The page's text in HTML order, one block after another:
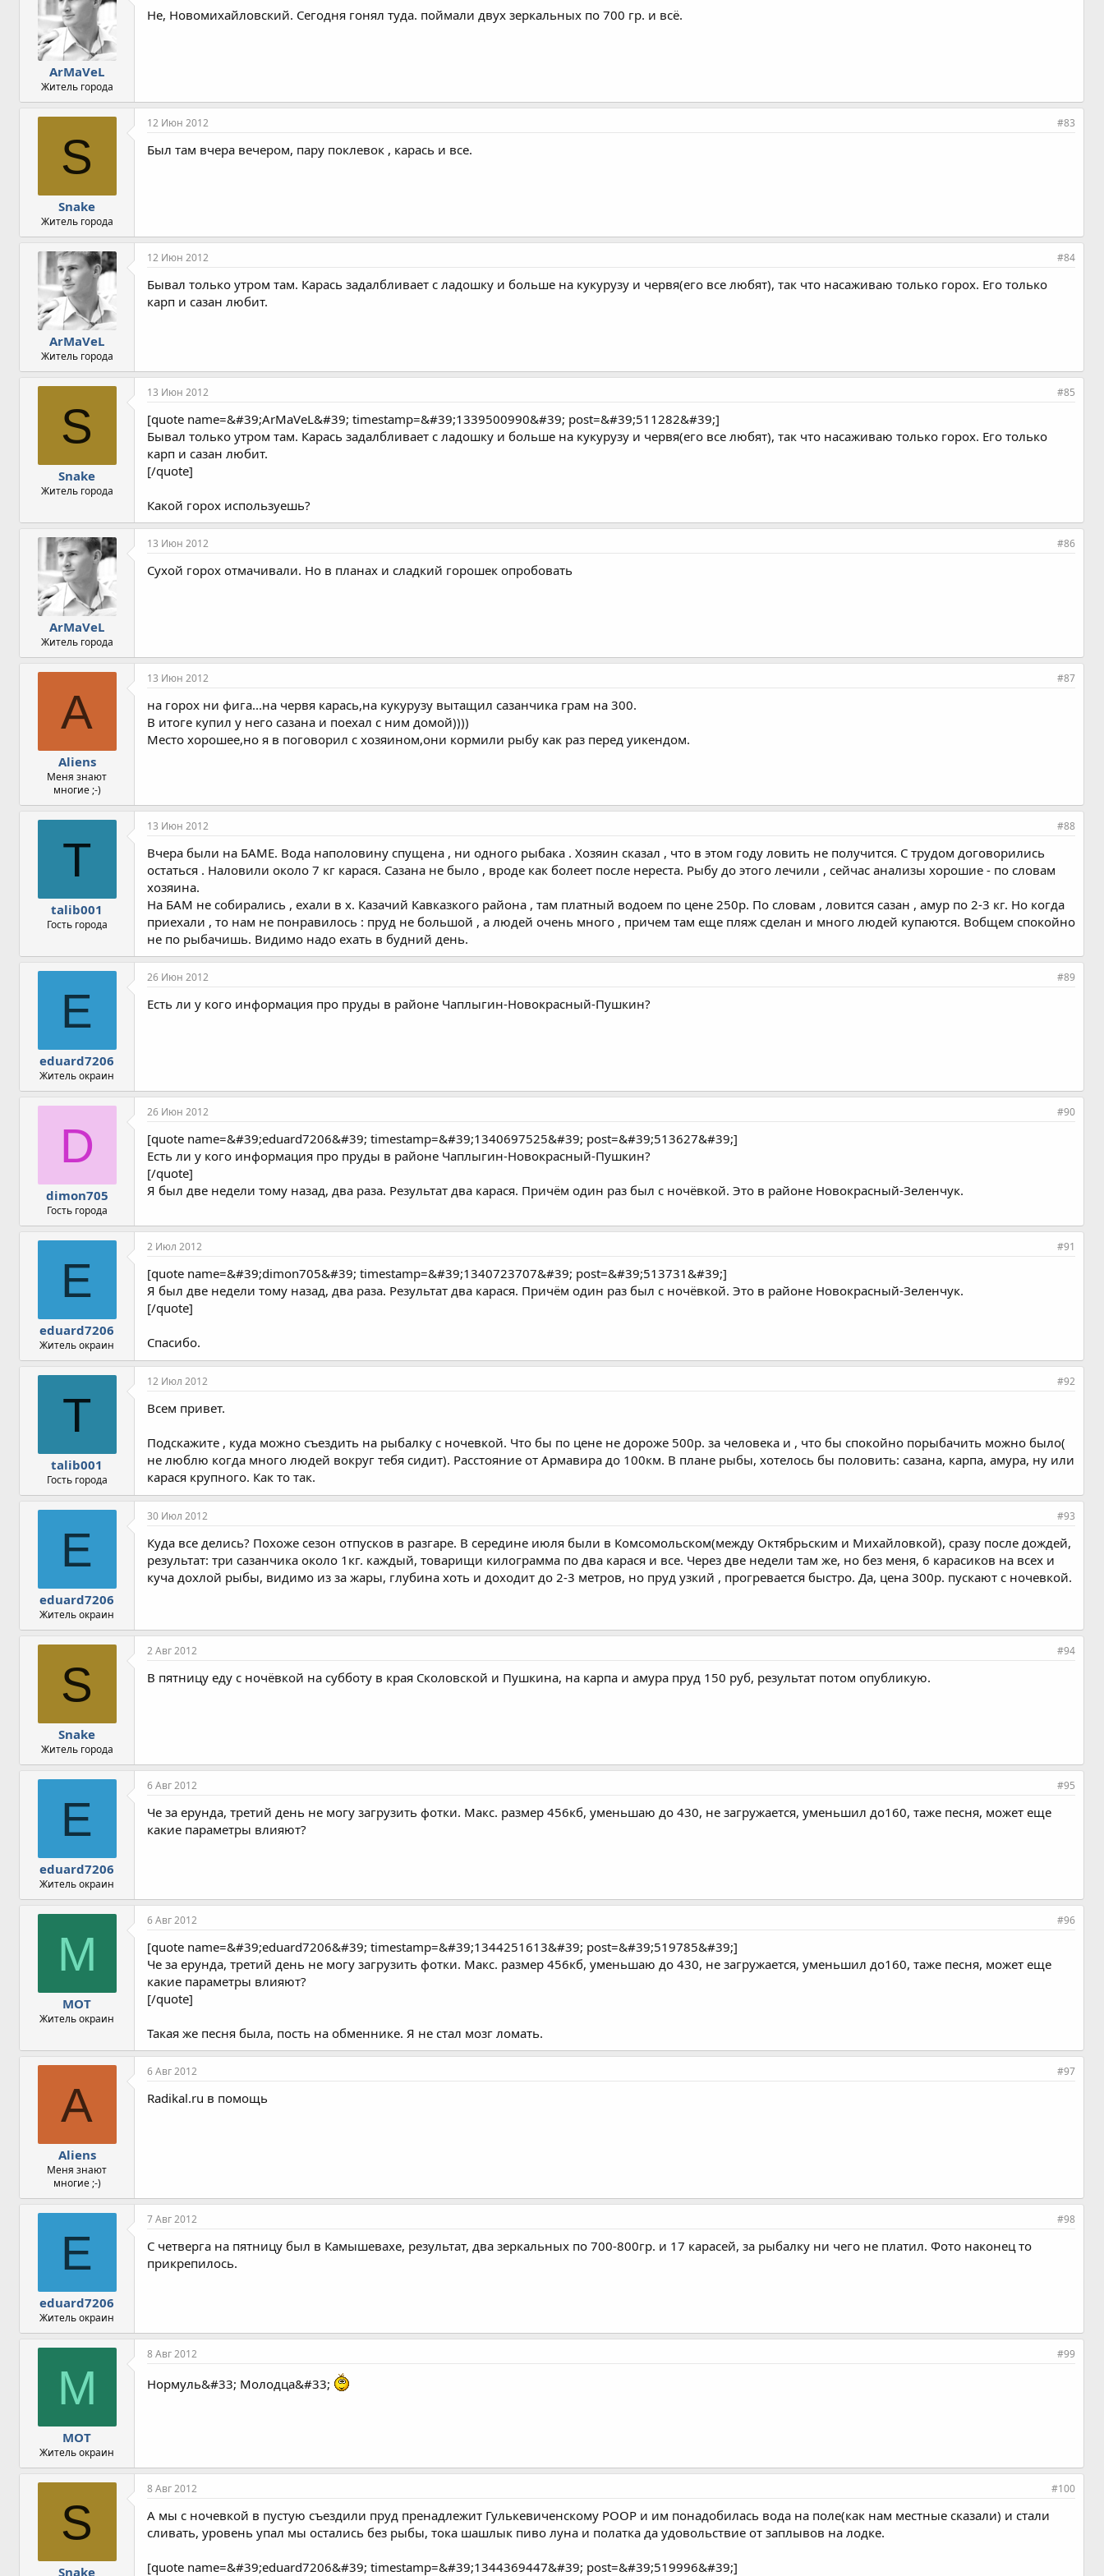
ArMaVeL
Житель города
Не, Новомихайловский. Сегодня гонял туда. поймали двух зеркальных по 700 гр. и всё.
S
Snake
Житель города
12 Июн 2012 #83
Был там вчера вечером, пару поклевок , карась и все.
ArMaVeL
Житель города
12 Июн 2012 #84
Бывал только утром там. Карась задалбливает с ладошку и больше на кукурузу и червя(его все любят), так что насаживаю только горох. Его только
карп и сазан любит.
S
Snake
Житель города
13 Июн 2012 #85
[quote name=&#39;ArMaVeL&#39; timestamp=&#39;1339500990&#39; post=&#39;511282&#39;]
Бывал только утром там. Карась задалбливает с ладошку и больше на кукурузу и червя(его все любят), так что насаживаю только горох. Его только
карп и сазан любит.
[/quote]
Какой горох используешь?
ArMaVeL
Житель города
13 Июн 2012 #86
Cухой горох отмачивали. Но в планах и сладкий горошек опробовать
A
Aliens
Меня знают
многие ;-)
13 Июн 2012 #87
на горох ни фига...на червя карась,на кукурузу вытащил сазанчика грам на 300.
В итоге купил у него сазана и поехал с ним домой))))
Место хорошее,но я в поговорил с хозяином,они кормили рыбу как раз перед уикендом.
T
talib001
Гость города
13 Июн 2012 #88
Вчера были на БАМЕ. Вода наполовину спущена , ни одного рыбака . Хозяин сказал , что в этом году ловить не получится. С трудом договорились
остаться . Наловили около 7 кг карася. Сазана не было , вроде как болеет после нереста. Рыбу до этого лечили , сейчас анализы хорошие - по словам
хозяина.
На БАМ не собирались , ехали в х. Казачий Кавказкого района , там платный водоем по цене 250р. По словам , ловится сазан , амур по 2-3 кг. Но когда
приехали , то нам не понравилось : пруд не большой , а людей очень много , причем там еще пляж сделан и много людей купаются. Вобщем спокойно
не по рыбачишь. Видимо надо ехать в будний день.
E
eduard7206
Житель окраин
26 Июн 2012 #89
Есть ли у кого информация про пруды в районе Чаплыгин-Новокрасный-Пушкин?
D
dimon705
Гость города
26 Июн 2012 #90
[quote name=&#39;eduard7206&#39; timestamp=&#39;1340697525&#39; post=&#39;513627&#39;]
Есть ли у кого информация про пруды в районе Чаплыгин-Новокрасный-Пушкин?
[/quote]
Я был две недели тому назад, два раза. Результат два карася. Причём один раз был с ночёвкой. Это в районе Новокрасный-Зеленчук.
E
eduard7206
Житель окраин
2 Июл 2012 #91
[quote name=&#39;dimon705&#39; timestamp=&#39;1340723707&#39; post=&#39;513731&#39;]
Я был две недели тому назад, два раза. Результат два карася. Причём один раз был с ночёвкой. Это в районе Новокрасный-Зеленчук.
[/quote]
Спасибо.
T
talib001
Гость города
12 Июл 2012 #92
Всем привет.
Подскажите , куда можно съездить на рыбалку с ночевкой. Что бы по цене не дороже 500р. за человека и , что бы спокойно порыбачить можно было(
не люблю когда много людей вокруг тебя сидит). Расстояние от Армавира до 100км. В плане рыбы, хотелось бы половить: сазана, карпа, амура, ну или
карася крупного. Как то так.
E
eduard7206
Житель окраин
30 Июл 2012 #93
Куда все делись? Похоже сезон отпусков в разгаре. В середине июля были в Комсомольском(между Октябрьским и Михайловкой), сразу после дождей,
результат: три сазанчика около 1кг. каждый, товарищи килограмма по два карася и все. Через две недели там же, но без меня, 6 карасиков на всех и
куча дохлой рыбы, видимо из за жары, глубина хоть и доходит до 2-3 метров, но пруд узкий , прогревается быстро. Да, цена 300р. пускают с ночевкой.
S
Snake
Житель города
2 Авг 2012 #94
В пятницу еду с ночёвкой на субботу в края Сколовской и Пушкина, на карпа и амура пруд 150 руб, результат потом опубликую.
E
eduard7206
Житель окраин
6 Авг 2012 #95
Че за ерунда, третий день не могу загрузить фотки. Макс. размер 456кб, уменьшаю до 430, не загружается, уменьшил до160, таже песня, может еще
какие параметры влияют?
M
MOT
Житель окраин
6 Авг 2012 #96
[quote name=&#39;eduard7206&#39; timestamp=&#39;1344251613&#39; post=&#39;519785&#39;]
Че за ерунда, третий день не могу загрузить фотки. Макс. размер 456кб, уменьшаю до 430, не загружается, уменьшил до160, таже песня, может еще
какие параметры влияют?
[/quote]
Такая же песня была, пость на обменнике. Я не стал мозг ломать.
A
Aliens
Меня знают
многие ;-)
6 Авг 2012 #97
Radikal.ru в помощь
E
eduard7206
Житель окраин
7 Авг 2012 #98
С четверга на пятницу был в Камышевахе, результат, два зеркальных по 700-800гр. и 17 карасей, за рыбалку ни чего не платил. Фото наконец то
прикрепилось.
M
MOT
Житель окраин
8 Авг 2012 #99
Нормуль&#33; Молодца&#33;
S
Snake
8 Авг 2012 #100
А мы с ночевкой в пустую съездили пруд пренадлежит Гулькевиченскому РООР и им понадобилась вода на поле(как нам местные сказали) и стали
сливать, уровень упал мы остались без рыбы, тока шашлык пиво луна и полатка да удовольствие от заплывов на лодке.
[quote name=&#39;eduard7206&#39; timestamp=&#39;1344369447&#39; post=&#39;519996&#39;]